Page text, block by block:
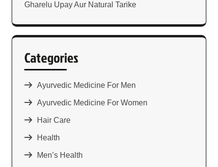
Gharelu Upay Aur Natural Tarike
Categories
Ayurvedic Medicine For Men
Ayurvedic Medicine For Women
Hair Care
Health
Men’s Health